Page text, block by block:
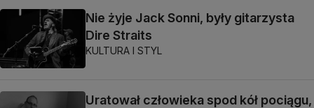
Nie żyje Jack Sonni, były gitarzysta
Dire Straits
KULTURA I STYL
Uratował człowieka spod kół pociągu,